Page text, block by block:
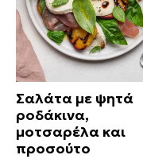
Σαλάτα με ψητά
ροδάκινα,
μοτσαρέλα και
προσούτο